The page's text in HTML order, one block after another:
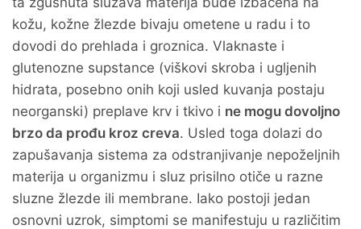
kožu, kožne žlezde bivaju ometene u radu i to
dovodi do prehlada i groznica. Vlaknaste i
glutenozne supstance (viškovi skroba i ugljenih
hidrata, posebno onih koji usled kuvanja postaju
neorganski) preplave krv i tkivo i ne mogu dovoljno
brzo da prođu kroz creva. Usled toga dolazi do
zapušavanja sistema za odstranjivanje nepoželjnih
materija u organizmu i sluz prisilno otiče u razne
sluzne žlezde ili membrane. Iako postoji jedan
osnovni uzrok, simptomi se manifestuju u različitim